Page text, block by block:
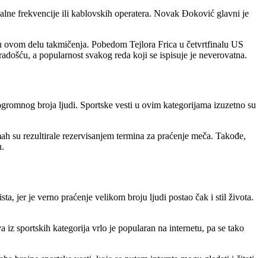
frekvencije ili kablovskih operatera. Novak Đoković glavni je
delu takmičenja. Pobedom Tejlora Frica u četvrtfinalu US
a popularnost svakog reda koji se ispisuje je neverovatna.
broja ljudi. Sportske vesti u ovim kategorijama izuzetno su
su rezultirale rezervisanjem termina za praćenje meča. Takođe,
jer je verno praćenje velikom broju ljudi postao čak i stil života.
iz sportskih kategorija vrlo je popularan na internetu, pa se tako